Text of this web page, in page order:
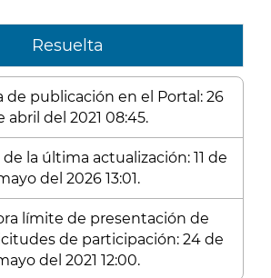
Resuelta
de publicación en el Portal: 26
abril del 2021 08:45.
la última actualización: 11 de
del 2026 13:01.
límite de presentación de
de participación: 24 de
del 2021 12:00.